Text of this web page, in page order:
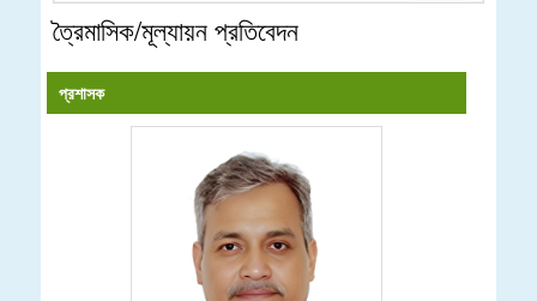
ত্রৈমাসিক/মূল্যায়ন প্রতিবেদন
প্রশাসক